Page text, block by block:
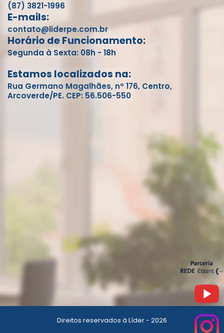
(87) 3821-1996
E-mails:
contato@liderpe.com.br
Horário de Funcionamento:
Segunda à Sexta: 08h - 18h
Estamos localizados na:
Rua Germano Magalhães, nº 176, Centro,
Arcoverde/PE. CEP: 56.506-550
Direitos reservados à Líder - 2026